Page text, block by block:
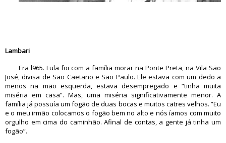
Lambari
Era l965. Lula foi com a família morar na Ponte Preta, na Vila São
José, divisa de São Caetano e São Paulo. Ele estava com um dedo a
menos na mão esquerda, estava desempregado e “tinha muita
miséria em casa”. Mas, uma miséria significativamente menor. A
família já possuía um fogão de duas bocas e muitos catres velhos. ”Eu
e o meu irmão colocamos o fogão bem no alto e nós íamos com muito
orgulho em cima do caminhão. Afinal de contas, a gente já tinha um
fogão”.